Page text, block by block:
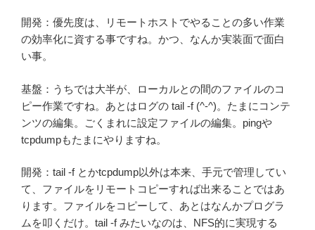
開発：優先度は、リモートホストでやることの多い作業
の効率化に資する事ですね。かつ、なんか実装面で面白
い事。
基盤：うちでは大半が、ローカルとの間のファイルのコ
ピー作業ですね。あとはログの tail -f (^-^)。たまにコンテ
ンツの編集。ごくまれに設定ファイルの編集。pingや
tcpdumpもたまにやりますね。
開発：tail -f とかtcpdump以外は本来、手元で管理してい
て、ファイルをリモートコピーすれば出来ることではあ
ります。ファイルをコピーして、あとはなんかプログラ
ムを叩くだけ。tail -f みたいなのは、NFS的に実現する